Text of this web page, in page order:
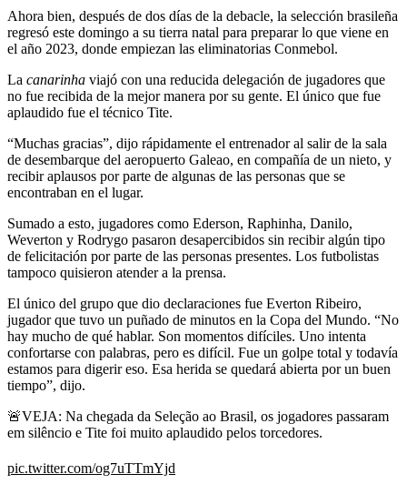
Ahora bien, después de dos días de la debacle, la selección brasileña
regresó este domingo a su tierra natal para preparar lo que viene en
el año 2023, donde empiezan las eliminatorias Conmebol.
La canarinha viajó con una reducida delegación de jugadores que
no fue recibida de la mejor manera por su gente. El único que fue
aplaudido fue el técnico Tite.
“Muchas gracias”, dijo rápidamente el entrenador al salir de la sala
de desembarque del aeropuerto Galeao, en compañía de un nieto, y
recibir aplausos por parte de algunas de las personas que se
encontraban en el lugar.
Sumado a esto, jugadores como Ederson, Raphinha, Danilo,
Weverton y Rodrygo pasaron desapercibidos sin recibir algún tipo
de felicitación por parte de las personas presentes. Los futbolistas
tampoco quisieron atender a la prensa.
El único del grupo que dio declaraciones fue Everton Ribeiro,
jugador que tuvo un puñado de minutos en la Copa del Mundo. “No
hay mucho de qué hablar. Son momentos difíciles. Uno intenta
confortarse con palabras, pero es difícil. Fue un golpe total y todavía
estamos para digerir eso. Esa herida se quedará abierta por un buen
tiempo”, dijo.
🚨VEJA: Na chegada da Seleção ao Brasil, os jogadores passaram
em silêncio e Tite foi muito aplaudido pelos torcedores.
pic.twitter.com/og7uTTmYjd